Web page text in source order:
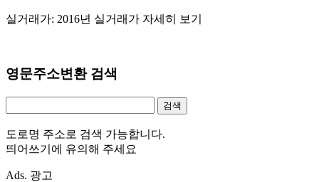
실거래가: 2016년 실거래가 자세히 보기
영문주소변환 검색
도로명 주소로 검색 가능합니다.
띄어쓰기에 유의해 주세요
Ads. 광고